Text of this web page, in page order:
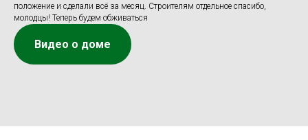
положение и сделали всё за месяц. Строителям отдельное спасибо,
молодцы! Теперь будем обживаться
Видео о доме